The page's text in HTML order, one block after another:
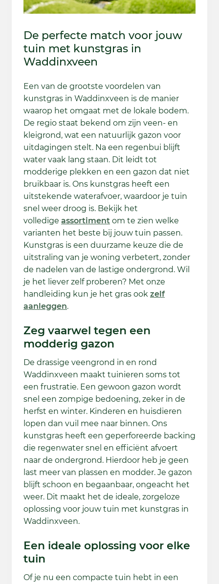
De perfecte match voor jouw
tuin met kunstgras in
Waddinxveen
Een van de grootste voordelen van
kunstgras in Waddinxveen is de manier
waarop het omgaat met de lokale bodem.
De regio staat bekend om zijn veen- en
kleigrond, wat een natuurlijk gazon voor
uitdagingen stelt. Na een regenbui blijft
water vaak lang staan. Dit leidt tot
modderige plekken en een gazon dat niet
bruikbaar is. Ons kunstgras heeft een
uitstekende waterafvoer, waardoor je tuin
snel weer droog is. Bekijk het
volledige assortiment om te zien welke
varianten het beste bij jouw tuin passen.
Kunstgras is een duurzame keuze die de
uitstraling van je woning verbetert, zonder
de nadelen van de lastige ondergrond. Wil
je het liever zelf proberen? Met onze
handleiding kun je het gras ook zelf
aanleggen.
Zeg vaarwel tegen een
modderig gazon
De drassige veengrond in en rond
Waddinxveen maakt tuinieren soms tot
een frustratie. Een gewoon gazon wordt
snel een zompige bedoening, zeker in de
herfst en winter. Kinderen en huisdieren
lopen dan vuil mee naar binnen. Ons
kunstgras heeft een geperforeerde backing
die regenwater snel en efficiënt afvoert
naar de ondergrond. Hierdoor heb je geen
last meer van plassen en modder. Je gazon
blijft schoon en begaanbaar, ongeacht het
weer. Dit maakt het de ideale, zorgeloze
oplossing voor jouw tuin met kunstgras in
Waddinxveen.
Een ideale oplossing voor elke
tuin
Of je nu een compacte tuin hebt in een